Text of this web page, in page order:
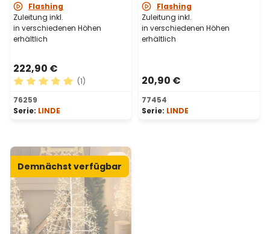
Flashing
Zuleitung inkl.
in verschiedenen Höhen
erhältlich
222,90 €
Durchschnittliche Bewertung von 5 von 5 Sternen
(1)
76259
Serie: LINDE
Flashing
Zuleitung inkl.
in verschiedenen Höhen
erhältlich
20,90 €
77454
Serie: LINDE
Demnächst verfügbar